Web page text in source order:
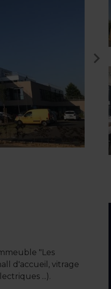
"Les
d'accueil, vitrage
...).